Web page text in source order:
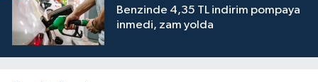
Benzinde 4,35 TL indirim pompaya
inmedi, zam yolda